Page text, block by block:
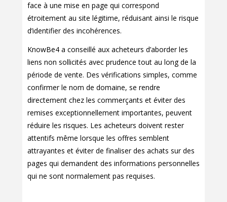
face à une mise en page qui correspond
étroitement au site légitime, réduisant ainsi le risque
d’identifier des incohérences.
KnowBe4 a conseillé aux acheteurs d’aborder les
liens non sollicités avec prudence tout au long de la
période de vente. Des vérifications simples, comme
confirmer le nom de domaine, se rendre
directement chez les commerçants et éviter des
remises exceptionnellement importantes, peuvent
réduire les risques. Les acheteurs doivent rester
attentifs même lorsque les offres semblent
attrayantes et éviter de finaliser des achats sur des
pages qui demandent des informations personnelles
qui ne sont normalement pas requises.